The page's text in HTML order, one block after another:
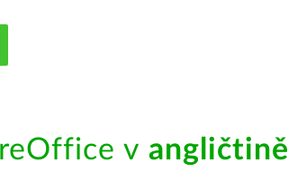
v angličtině